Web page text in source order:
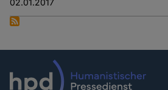
02.01.2017